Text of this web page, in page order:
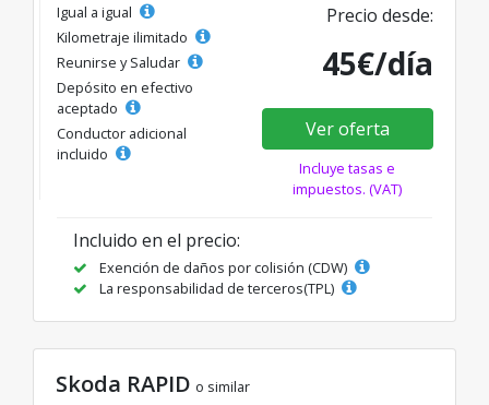
Igual a igual
Kilometraje ilimitado
Reunirse y Saludar
Depósito en efectivo
aceptado
Conductor adicional
incluido
Precio desde:
45€/día
Ver oferta
Incluye tasas e
impuestos. (VAT)
Incluido en el precio:
Exención de daños por colisión (CDW)
La responsabilidad de terceros(TPL)
Skoda RAPID o similar